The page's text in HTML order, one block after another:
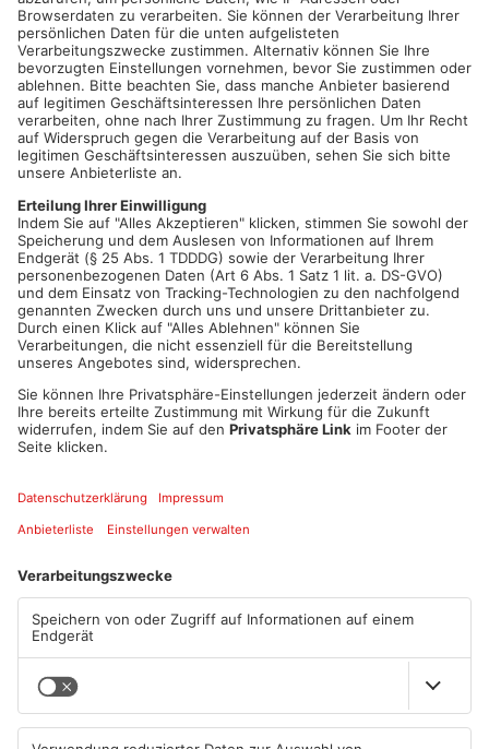
ALZENAU.Schwerer Unfall am Abend im Alzenauer
Industriegebiet Süd zwischen Hörstein und Dettingen. Dabei
flog ein junger Autofahrer mit seinem BMW von der Straße und
kracht gegen ein massives Metallgeländer. Der 23-Jährige kam
mit ein paar Schrammen davon. Sein gleichaltriger Beifahrer
wurde allerdings so schwer verletzt, dass sein Leben in Gefahr
ist. Er kam in ein Krankenhaus. Höchstwahrscheinlich ist der
Fahrer zu schnell unterwegs gewesen.
Artikel teilen
ANZEIGE
Aschaffenburg
Tante Enso übernimmt
Großbaustelle auf A3